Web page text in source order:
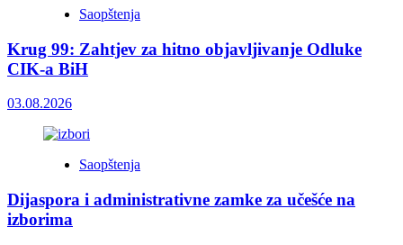
Saopštenja
Krug 99: Zahtjev za hitno objavljivanje Odluke
CIK-a BiH
03.08.2026
Saopštenja
Dijaspora i administrativne zamke za učešće na
izborima